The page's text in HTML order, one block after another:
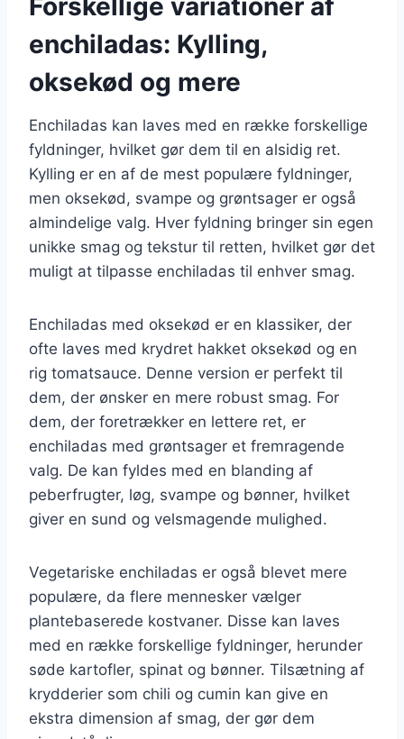
enchiladas: Kylling,
oksekød og mere
Enchiladas kan laves med en række forskellige
fyldninger, hvilket gør dem til en alsidig ret.
Kylling er en af de mest populære fyldninger,
men oksekød, svampe og grøntsager er også
almindelige valg. Hver fyldning bringer sin egen
unikke smag og tekstur til retten, hvilket gør det
muligt at tilpasse enchiladas til enhver smag.
Enchiladas med oksekød er en klassiker, der
ofte laves med krydret hakket oksekød og en
rig tomatsauce. Denne version er perfekt til
dem, der ønsker en mere robust smag. For
dem, der foretrækker en lettere ret, er
enchiladas med grøntsager et fremragende
valg. De kan fyldes med en blanding af
peberfrugter, løg, svampe og bønner, hvilket
giver en sund og velsmagende mulighed.
Vegetariske enchiladas er også blevet mere
populære, da flere mennesker vælger
plantebaserede kostvaner. Disse kan laves
med en række forskellige fyldninger, herunder
søde kartofler, spinat og bønner. Tilsætning af
krydderier som chili og cumin kan give en
ekstra dimension af smag, der gør dem